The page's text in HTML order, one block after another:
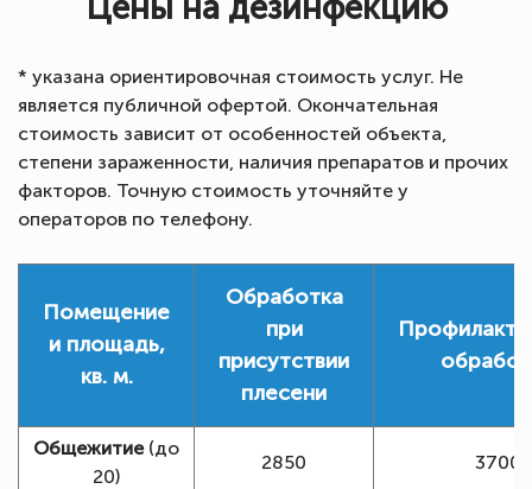
* указана ориентировочная стоимость услуг. Не
является публичной офертой. Окончательная
стоимость зависит от особенностей объекта,
степени зараженности, наличия препаратов и прочих
факторов. Точную стоимость уточняйте у
операторов по телефону.
Помещение
и площадь,
кв. м.
Обработка
при
присутствии
плесени
Общежитие(до
20)
2850 3700